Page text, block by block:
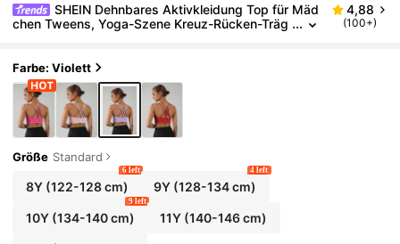
SHEIN Dehnbares Aktivkleidung Top für Mäd
chen Tweens, Yoga-Szene Kreuz-Rücken-Träg
4,88
(100+)
Farbe: Violett
Größe Standard
8Y(122-128 cm)
6 left
9Y (128-134 cm)
4 left
10Y(134-140 cm)
9 left
11Y (140-146 cm)